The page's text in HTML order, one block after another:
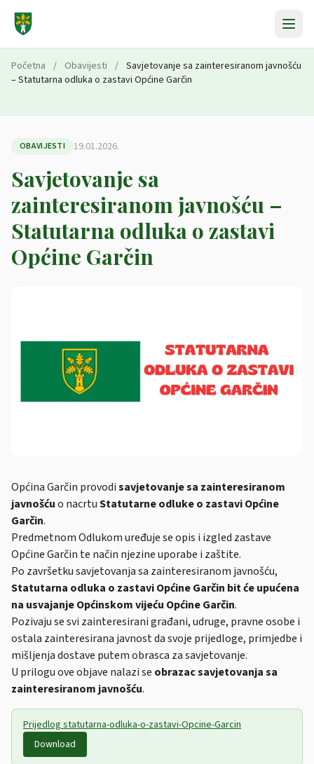
Početna / Obavijesti / Savjetovanje sa zainteresiranom javnošću
– Statutarna odluka o zastavi Općine Garčin
OBAVIJESTI 19.01.2026.
Savjetovanje sa
zainteresiranom javnošću –
Statutarna odluka o zastavi
Općine Garčin
Općina Garčin provodisavjetovanje sa zainteresiranom
javnošćuo nacrtuStatutarne odluke o zastavi Općine
Garčin.
Predmetnom Odlukom uređuje se opis i izgled zastave
Općine Garčin te način njezine uporabe i zaštite.
Po završetku savjetovanja sa zainteresiranom javnošću,
Statutarna odluka o zastavi Općine Garčin bit će upućena
na usvajanje Općinskom vijeću Općine Garčin.
Pozivaju se svi zainteresirani građani, udruge, pravne osobe i
ostala zainteresirana javnost da svoje prijedloge, primjedbe i
mišljenja dostave putem obrasca za savjetovanje.
U prilogu ove objave nalazi se obrazac savjetovanja sa
zainteresiranom javnošću.
Prijedlog statutarna-odluka-o-zastavi-Opcine-Garcin
Download